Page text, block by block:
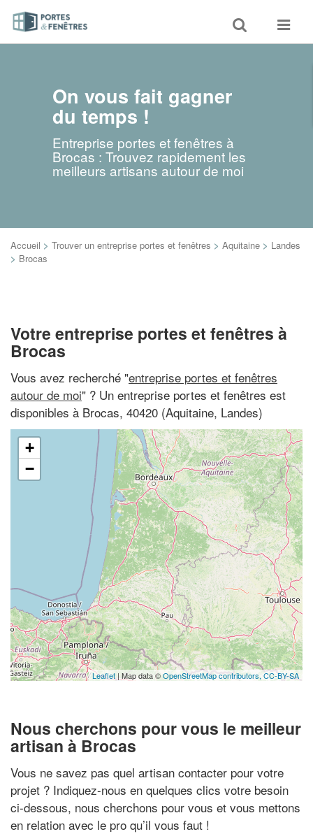
Toggle
search
Toggle
On vous fait gagner
du temps !
Entreprise portes et fenêtres à
Brocas : Trouvez rapidement les
meilleurs artisans autour de moi
Accueil > Trouver un entreprise portes et fenêtres > Aquitaine > Landes
> Brocas
Votre entreprise portes et fenêtres à
Brocas
Vous avez recherché "entreprise portes et fenêtres
autour de moi" ? Un entreprise portes et fenêtres est
disponibles à Brocas, 40420 (Aquitaine, Landes)
+
−
Leaflet | Map data ©OpenStreetMap contributors, CC-BY-SA
Nous cherchons pour vous le meilleur
artisan à Brocas
Vous ne savez pas quel artisan contacter pour votre
projet ? Indiquez-nous en quelques clics votre besoin
ci-dessous, nous cherchons pour vous et vous mettons
en relation avec le pro qu’il vous faut !